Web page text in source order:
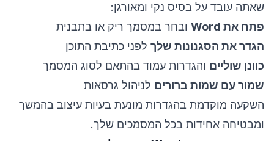
שאתה עובד על בסיס נקי ומאורגן:
פתח את Word
ובחר במסמך ריק או בתבנית
הגדר את הסגנונות שלך לפני כתיבת התוכן
כוונן שוליים והגדרות עמוד בהתאם לסוג המסמך
שמור עם שמות ברורים לניהול גרסאות
השקעה מוקדמת בהגדרות מונעת בעיות עיצוב בהמשך
ומבטיחה אחידות בכל המסמכים שלך.